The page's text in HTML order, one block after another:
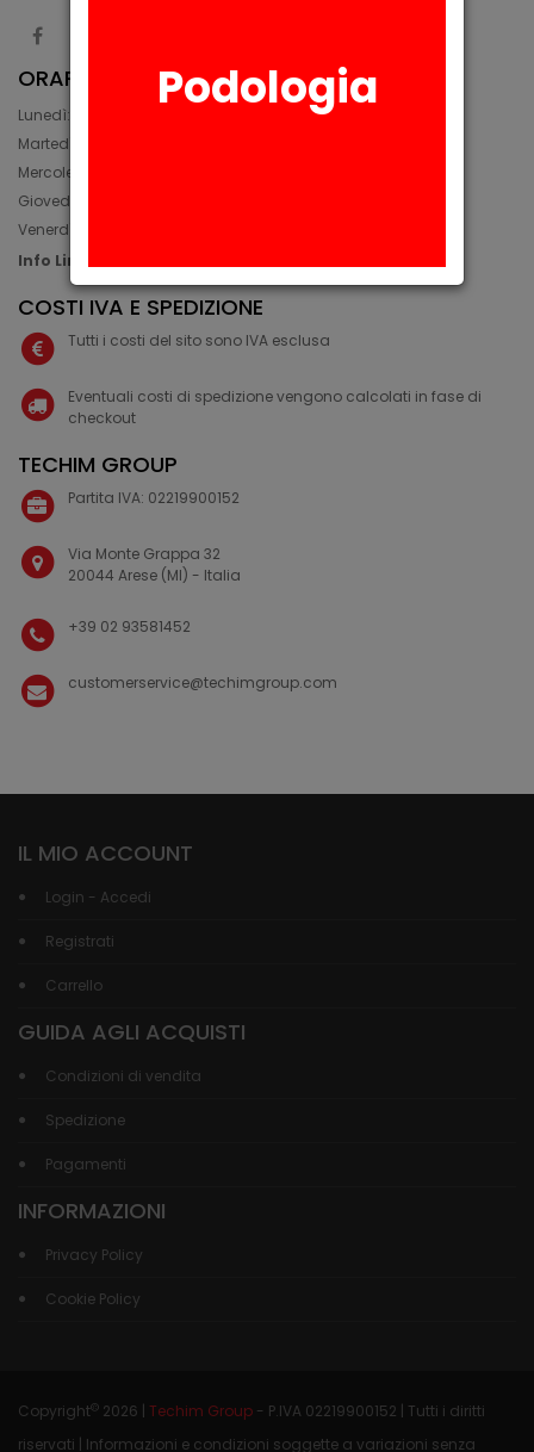
ORARIO
Lunedì: 08:30 - 12:30, 14:00 - 17:45
Martedì: 08:30 - 12:30, 14:00 - 17:00
Mercoledì: 08:30 - 12:30, 14:00 - 17:00
Giovedì: 09:30 - 12:30, 14:00 - 17:00
Venerdì: 08:30 - 12:30, 14:00 - 17:00
Info Line: +39 02 93581452
COSTI IVA E SPEDIZIONE
Tutti i costi del sito sono IVA esclusa
Eventuali costi di spedizione vengono calcolati in fase di
checkout
TECHIM GROUP
Partita IVA: 02219900152
Via Monte Grappa 32
20044 Arese (MI) - Italia
+39 02 93581452
customerservice@techimgroup.com
IL MIO ACCOUNT
Login - Accedi
Registrati
Carrello
GUIDA AGLI ACQUISTI
Condizioni di vendita
Spedizione
Pagamenti
INFORMAZIONI
Privacy Policy
Cookie Policy
Copyright© 2026 | Techim Group - P.IVA 02219900152 | Tutti i diritti
riservati | Informazioni e condizioni soggette a variazioni senza
Podologia